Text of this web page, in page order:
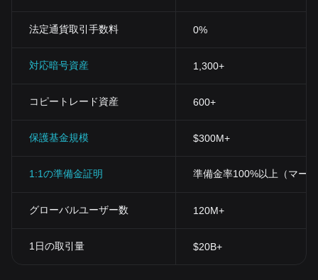
法定通貨取引手数料 0%
対応暗号資産 1,300+
コピートレード資産 600+
保護基金規模 $300M+
1:1の準備金証明 準備金率100%以上（マー
グローバルユーザー数 120M+
1日の取引量 $20B+